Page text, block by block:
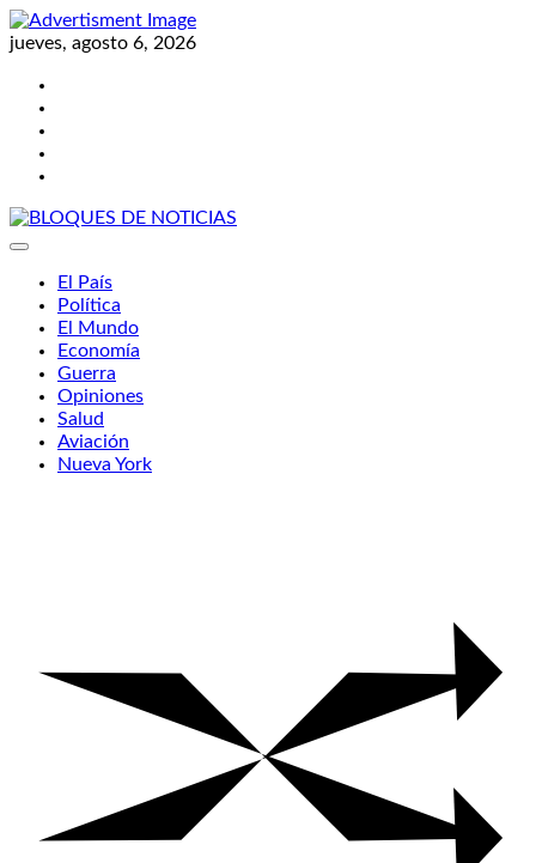
Skip
to
jueves, agosto 6, 2026
El País
Política
El Mundo
Economía
Guerra
Opiniones
Salud
Aviación
Nueva York